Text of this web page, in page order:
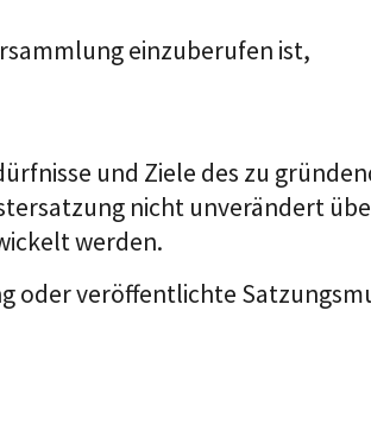
einzuberufen ist,
und Ziele des zu
nicht unverändert
werden.
oder veröffentlichte